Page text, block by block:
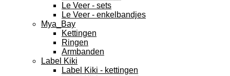
Le Veer - sets
Le Veer - enkelbandjes
Mya_Bay
Kettingen
Ringen
Armbanden
Label Kiki
Label Kiki - kettingen